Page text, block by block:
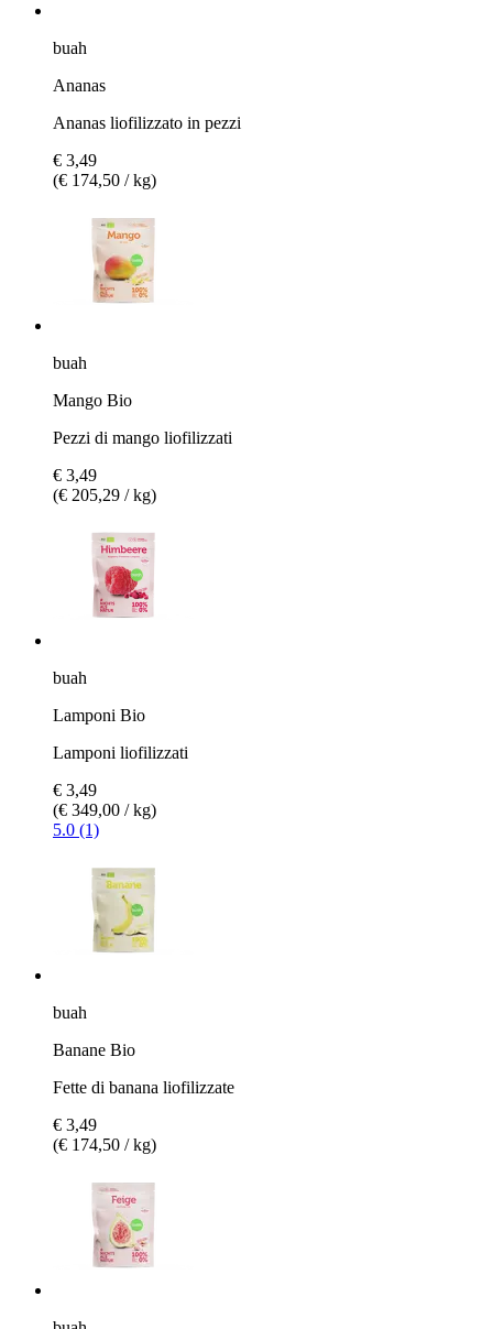
buah
Ananas
Ananas liofilizzato in pezzi
€ 3,49
(€ 174,50 / kg)
buah
Mango Bio
Pezzi di mango liofilizzati
€ 3,49
(€ 205,29 / kg)
buah
Lamponi Bio
Lamponi liofilizzati
€ 3,49
(€ 349,00 / kg)
5.0 (1)
buah
Banane Bio
Fette di banana liofilizzate
€ 3,49
(€ 174,50 / kg)